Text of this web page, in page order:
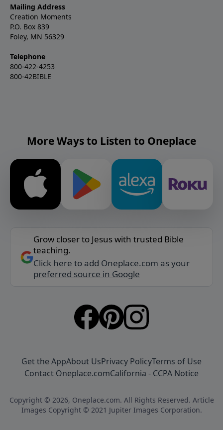
Mailing Address
Creation Moments
P.O. Box 839
Foley, MN 56329
Telephone
800-422-4253
800-42BIBLE
More Ways to Listen to Oneplace
Grow closer to Jesus with trusted Bible
teaching.
Click here to add Oneplace.com as your
preferred source in Google
Get the AppAbout UsPrivacy PolicyTerms of Use
Contact Oneplace.comCalifornia - CCPA Notice
Copyright © 2026, Oneplace.com. All Rights Reserved. Article
Images Copyright © 2021 Jupiter Images Corporation.